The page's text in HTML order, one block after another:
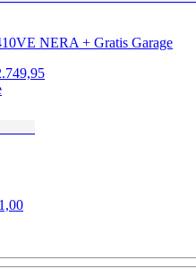
NERA + Gratis Garage